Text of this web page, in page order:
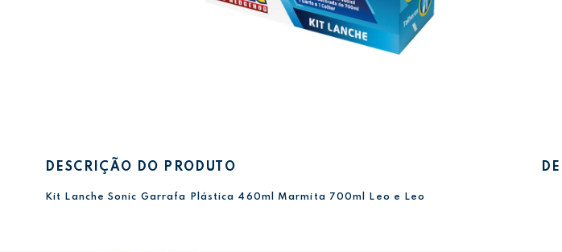
DESCRIÇÃO DO PRODUTO
Kit Lanche Sonic Garrafa Plástica 460ml Marmita 700ml Leo e Leo